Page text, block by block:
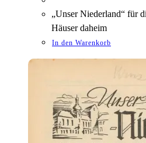
„Unser Niederland“ für
Häuser daheim
In den Warenkorb